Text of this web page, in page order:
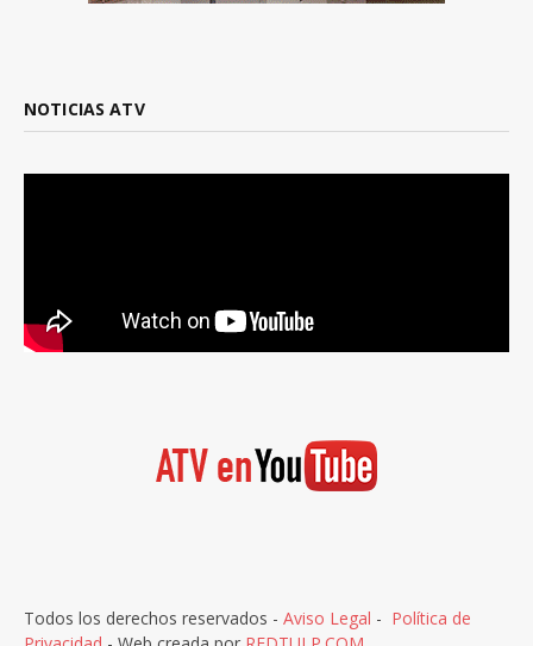
NOTICIAS ATV
Todos los derechos reservados - Aviso Legal - Política de